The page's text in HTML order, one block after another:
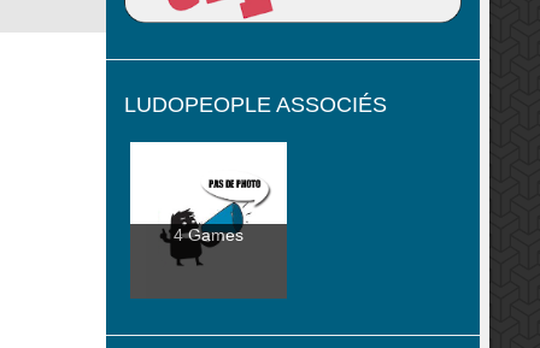
LUDOPEOPLE ASSOCIÉS
4 Games